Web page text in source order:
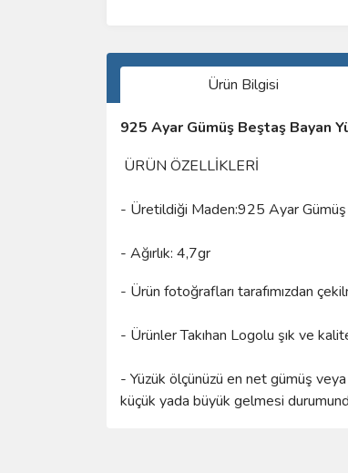
Ürün Bilgisi
925 Ayar Gümüş Beştaş Bayan
ÜRÜN ÖZELLİKLERİ
- Üretildiği Maden:925 Ayar Gümüş
- Ağırlık: 4,7gr
- Ürün fotoğrafları tarafımızdan
- Ürünler Takıhan Logolu şık ve
- Yüzük ölçünüzü en net gümüş
küçük yada büyük gelmesi